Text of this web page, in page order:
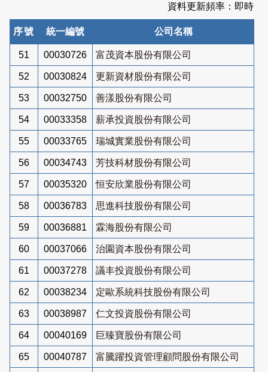
資料更新頻率：即時
序號 統一編號 公司名稱
51 00030726 富茂資本股份有限公司
52 00030824 更新資材股份有限公司
53 00032750 善漾股份有限公司
54 00033358 薪承投資股份有限公司
55 00033765 瑞城實業股份有限公司
56 00034743 芳技科材股份有限公司
57 00035320 恒安欣業股份有限公司
58 00036783 思進科技股份有限公司
59 00036881 霖海股份有限公司
60 00037066 治園資本股份有限公司
61 00037278 議丰投資股份有限公司
62 00038234 定歐系統科技股份有限公司
63 00038987 仁文投資股份有限公司
64 00040169 巨臻寶股份有限公司
65 00040787 富騰躍投資管理顧問股份有限公司